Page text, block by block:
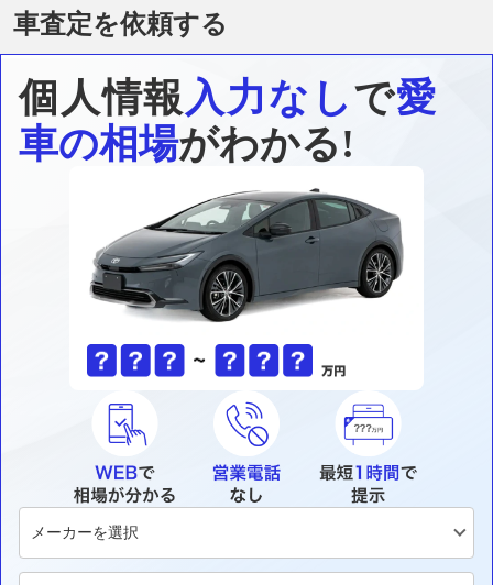
車査定を依頼する
個人情報入力なしで愛
車の相場がわかる!